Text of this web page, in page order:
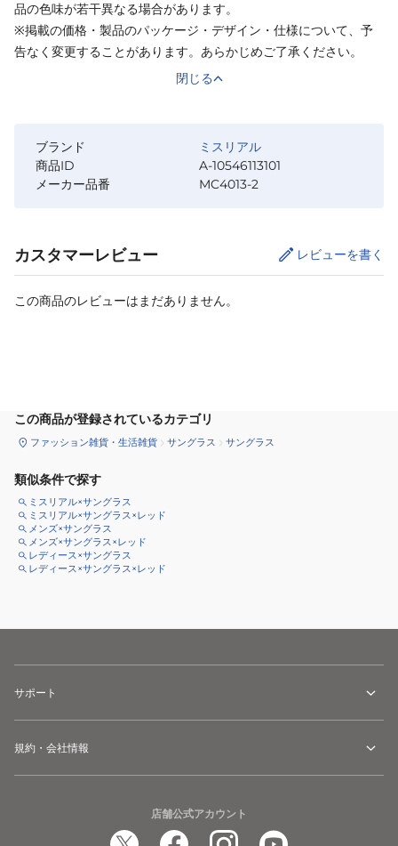
品の色味が若干異なる場合があります。
※掲載の価格・製品のパッケージ・デザイン・仕様について、予
告なく変更することがあります。あらかじめご了承ください。
閉じる
ブランド
ミスリアル
商品ID
A-10546113101
メーカー品番
MC4013-2
カスタマーレビュー レビューを書く
この商品のレビューはまだありません。
この商品が登録されているカテゴリ
ファッション雑貨・生活雑貨 サングラス サングラス
類似条件で探す
ミスリアル×サングラス
ミスリアル×サングラス×レッド
メンズ×サングラス
メンズ×サングラス×レッド
レディース×サングラス
レディース×サングラス×レッド
サポート
規約・会社情報
店舗公式アカウント